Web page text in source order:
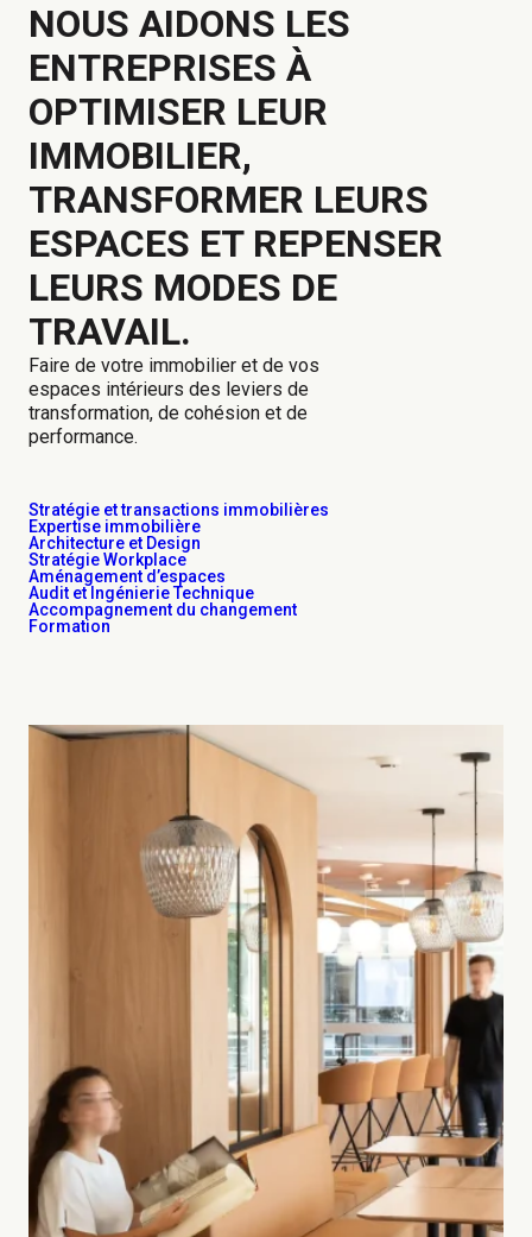
NOUS AIDONS LES
ENTREPRISES À
OPTIMISER LEUR
IMMOBILIER,
TRANSFORMER LEURS
ESPACES ET REPENSER
LEURS MODES DE
TRAVAIL.
Faire de votre immobilier et de vos
espaces intérieurs des leviers de
transformation, de cohésion et de
performance.​
Stratégie et transactions immobilières
Expertise immobilière
Architecture et Design
Stratégie Workplace
Aménagement d’espaces
Audit et Ingénierie Technique
Accompagnement du changement
Formation